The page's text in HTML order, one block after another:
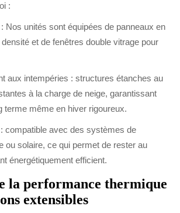
:
Nos unités sont équipées de panneaux en
et de fenêtres double vitrage pour
aux intempéries : structures étanches au
à la charge de neige, garantissant
terme même en hiver rigoureux.
compatible avec des systèmes de
ou solaire, ce qui permet de rester au
énergétiquement efficient.
la performance thermique
extensibles